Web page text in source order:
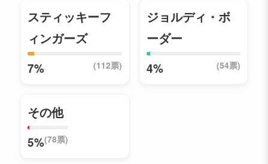
スティッキーフ
ィンガーズ
7% (112票)
ジョルディ・ボ
ーダー
4% (54票)
その他
5%(78票)